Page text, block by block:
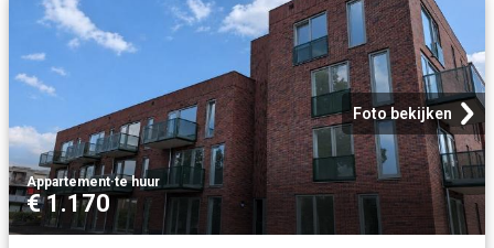
Foto bekijken
Appartement·te huur
€ 1.170